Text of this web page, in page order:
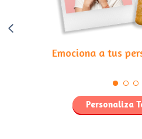
Emociona a tus
Personaliza